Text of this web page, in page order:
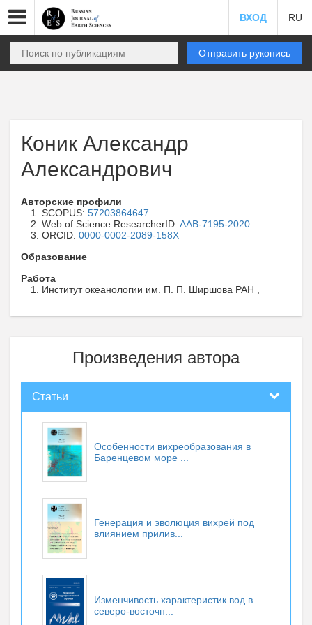
ВХОД RU
Отправить рукопись
Коник Александр
Александрович
Авторские профили
SCOPUS: 57203864647
Web of Science ResearcherID: AAB-7195-2020
ORCID: 0000-0002-2089-158X
Образование
Работа
Институт океанологии им. П. П. Ширшова РАН ,
Произведения автора
Статьи
Особенности вихреобразования в
Баренцевом море ...
Генерация и эволюция вихрей под
влиянием прилив...
Изменчивость характеристик вод в
северо-восточн...